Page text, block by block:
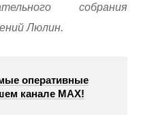
собрания
Люлин.
оперативные
канале МАХ!